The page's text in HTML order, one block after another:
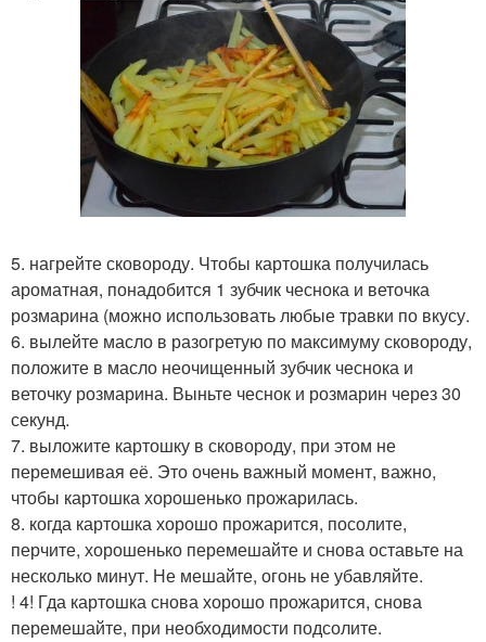
5. нагрейте сковороду. Чтобы картошка получилась
ароматная, понадобится 1 зубчик чеснока и веточка
розмарина (можно использовать любые травки по вкусу.
6. вылейте масло в разогретую по максимуму сковороду,
положите в масло неочищенный зубчик чеснока и
веточку розмарина. Выньте чеснок и розмарин через 30
секунд.
7. выложите картошку в сковороду, при этом не
перемешивая её. Это очень важный момент, важно,
чтобы картошка хорошенько прожарилась.
8. когда картошка хорошо прожарится, посолите,
перчите, хорошенько перемешайте и снова оставьте на
несколько минут. Не мешайте, огонь не убавляйте.
! 4! Гда картошка снова хорошо прожарится, снова
перемешайте, при необходимости подсолите.